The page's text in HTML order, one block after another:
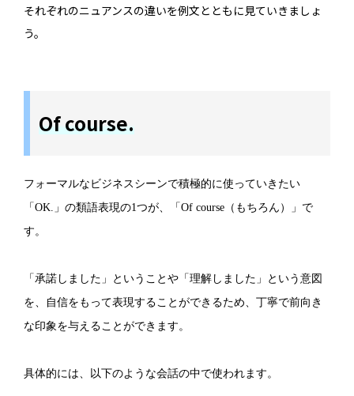
それぞれのニュアンスの違いを例文とともに見ていきましょ
う。
Of course.
フォーマルなビジネスシーンで積極的に使っていきたい
「OK.」の類語表現の1つが、「Of course（もちろん）」で
す。
「承諾しました」ということや「理解しました」という意図
を、自信をもって表現することができるため、丁寧で前向き
な印象を与えることができます。
具体的には、以下のような会話の中で使われます。